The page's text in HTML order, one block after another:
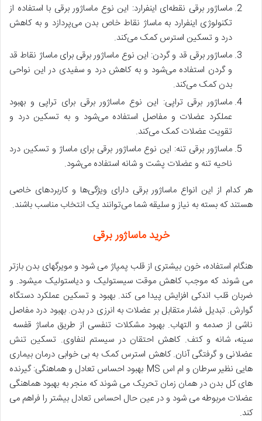
ماساژور برقی نقطه‌ای اینفرارد: این نوع ماساژور برقی با استفاده از
تکنولوژی اینفرارد به ماساژ نقاط خاص بدن می‌پردازد و به کاهش
درد و تسکین استرس کمک می‌کند.
ماساژور برقی قد و گردن: این نوع ماساژور برقی برای ماساژ نقاط قد
و گردن استفاده می‌شود و به کاهش درد و سفیدی در این نواحی
بدن کمک می‌کند.
ماساژور برقی تراپی: این نوع ماساژور برقی برای تراپی و بهبود
عملکرد عضلات و مفاصل استفاده می‌شود و به تسکین درد و
تقویت عضلات کمک می‌کند.
ماساژور برقی تنه: این نوع ماساژور برقی برای ماساژ و تسکین درد
ناحیه تنه و عضلات پشت و شانه استفاده می‌شود.
هر کدام از این انواع ماساژور برقی دارای ویژگی‌ها و کاربردهای خاصی
هستند که بسته به نیاز و سلیقه شما می‌توانند یک انتخاب مناسب باشند.
خرید ماساژور برقی
هنگام استفاده، خون بیشتری از قلب پمپاژ می شود و مویرگهای بدن بازتر
می شوند که موجب کاهش موقت سیستولیک و دیاستولیک میشود. و
ضربان قلب اندکی افزایش پیدا می کند. بهبود و تسکین عملکرد دستگاه
گوارش. تبدیل فشار متقابل بر عضلات به انرزی در بدن. بهبود درد مفاصل
ناشی از صدمه و التهاب. بهبود مشکلات تنفسی از طریق ماساژ قفسه
سینه، شانه و کتف. کاهش احتقان در سیستم لنفاوی. تسکین تنش
عضلانی و گرفتگی آنان. کاهش استرس کمک به بی خوابی درمان بیماری
هایی نظیر سرطان و ام اس MS بهبود احساس تعادل و هماهنگی: گیرنده
های کل بدن در همان زمان تحریک می شوند که منجر به بهبود هماهنگی
عضلات مربوطه می شود و در عین حال احساس تعادل بیشتر را فراهم می
کند.